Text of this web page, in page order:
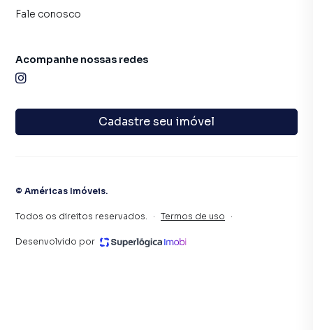
Fale conosco
Cadastre seu imóvel
Acompanhe nossas redes
© Américas Imóveis.
Todos os direitos reservados. · Termos de uso ·
Desenvolvido por